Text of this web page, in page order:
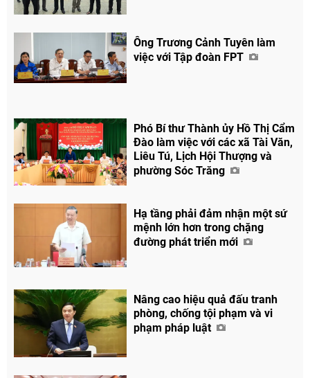
Ông Trương Cảnh Tuyên làm
việc với Tập đoàn FPT
Phó Bí thư Thành ủy Hồ Thị Cẩm
Đào làm việc với các xã Tài Văn,
Liêu Tú, Lịch Hội Thượng và
phường Sóc Trăng
Hạ tầng phải đảm nhận một sứ
mệnh lớn hơn trong chặng
đường phát triển mới
Nâng cao hiệu quả đấu tranh
phòng, chống tội phạm và vi
phạm pháp luật